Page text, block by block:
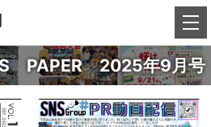
PAPER 2025年9月号